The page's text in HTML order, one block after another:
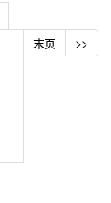
末页
>>